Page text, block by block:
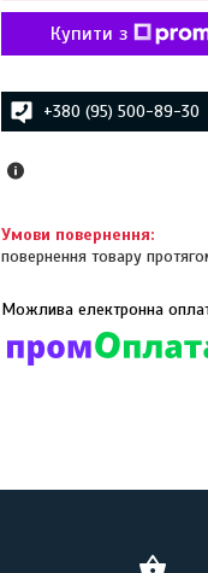
Купити з
+380 (95) 500-89-30
повернення товару